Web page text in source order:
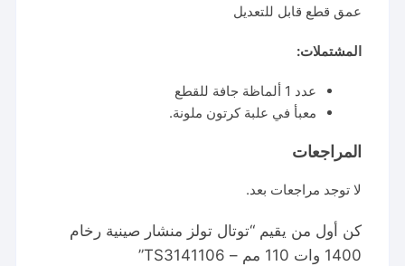
عمق قطع قابل للتعديل
المشتملات:
عدد 1 ألماظة جافة للقطع
معبأ في علبة كرتون ملونة.
المراجعات
لا توجد مراجعات بعد.
كن أول من يقيم “توتال تولز منشار صينية رخام
1400 وات 110 مم – TS3141106”